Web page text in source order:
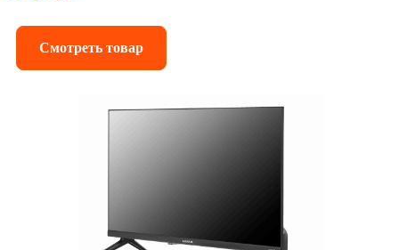
Смотреть товар